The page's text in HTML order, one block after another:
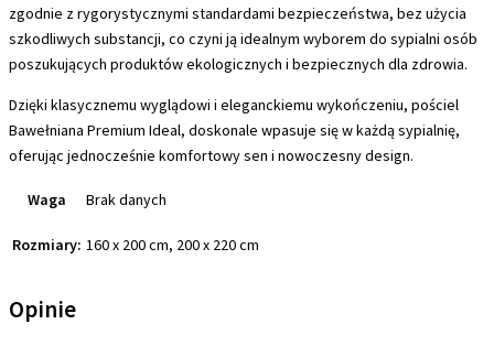
zgodnie z rygorystycznymi standardami bezpieczeństwa, bez użycia
szkodliwych substancji, co czyni ją idealnym wyborem do sypialni osób
poszukujących produktów ekologicznych i bezpiecznych dla zdrowia.
Dzięki klasycznemu wyglądowi i eleganckiemu wykończeniu, pościel
Bawełniana Premium Ideal, doskonale wpasuje się w każdą sypialnię,
oferując jednocześnie komfortowy sen i nowoczesny design.
Waga Brak danych
Rozmiary: 160 x 200 cm, 200 x 220 cm
Opinie